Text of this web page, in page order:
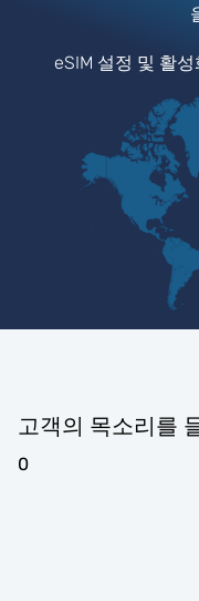
eSIM 설정 및 활
고객의 목소리를
0